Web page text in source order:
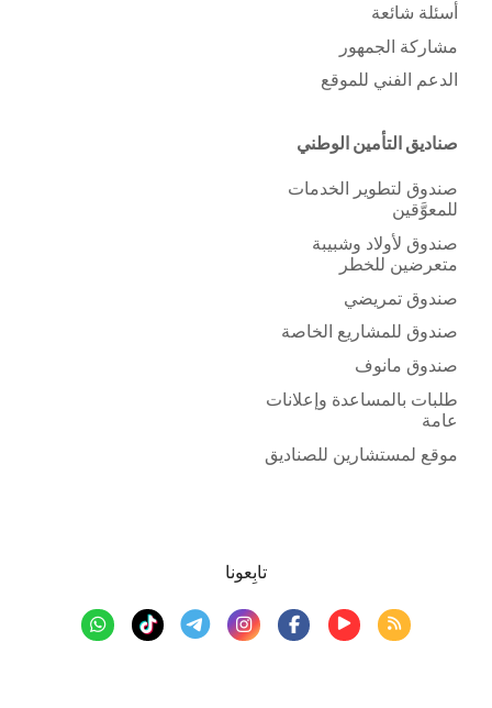
أسئلة شائعة
مشاركة الجمهور
الدعم الفني للموقع
صناديق التأمين الوطني
صندوق لتطوير الخدمات
للمعوَّقين
صندوق لأولاد وشبيبة
متعرضين للخطر
صندوق تمريضي
صندوق للمشاريع الخاصة
صندوق مانوف
طلبات بالمساعدة وإعلانات
عامة
موقع لمستشارين للصناديق
تابِعونا